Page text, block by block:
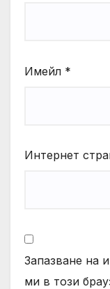
Имейл *
Интернет
Запазване на
ми в този